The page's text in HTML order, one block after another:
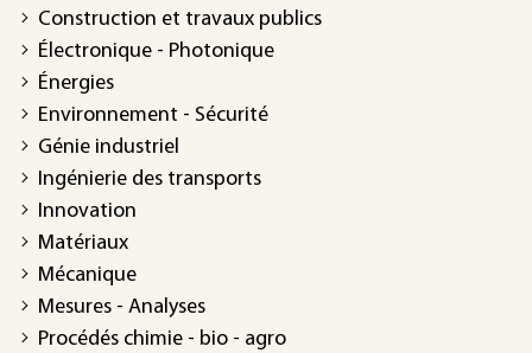
Construction et travaux publics
Électronique - Photonique
Énergies
Environnement - Sécurité
Génie industriel
Ingénierie des transports
Innovation
Matériaux
Mécanique
Mesures - Analyses
Procédés chimie - bio - agro